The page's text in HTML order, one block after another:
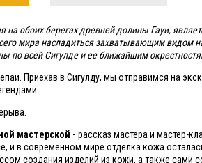
на обоих берегах древней долины Гауи,
мира насладиться захватывающим
по всей Сигулде и ее ближайшим
Приехав в Сигулду, мы отправимся на
мастерской - рассказ мастера и мастер-
и в современном мире отделка кожа
создания изделий из кожи, а также сами